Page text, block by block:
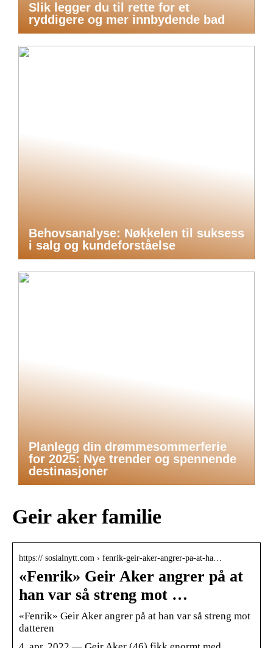
Slik legger du til rette for et
ryddigere og mer innbydende bad
Behovsanalyse: Nøkkelen til suksess
i salg og kundeforståelse
Planlegg din drømmesommerferie
for 2025: Nye trender og spennende
destinasjoner
Geir aker familie
https:// sosialnytt.com › fenrik-geir-aker-angrer-pa-at-ha…
«Fenrik» Geir Aker angrer på at
han var så streng mot …
«Fenrik» Geir Aker angrer på at han var så streng mot
datteren